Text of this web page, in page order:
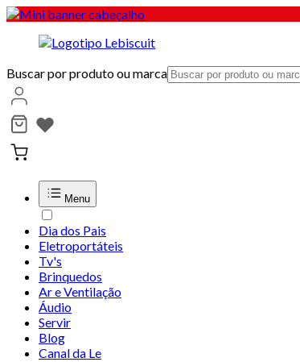
Buscar por produto ou marca
Menu
Dia dos Pais
Eletroportáteis
Tv's
Brinquedos
Ar e Ventilação
Áudio
Servir
Blog
Canal da Le